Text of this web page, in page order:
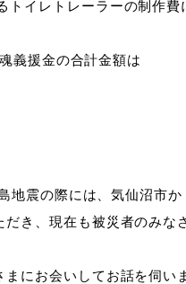
トイレトレーラーの制作費
義援金の合計金額は
地震の際には、気仙沼市か
き、現在も被災者のみな
にお会いしてお話を伺い